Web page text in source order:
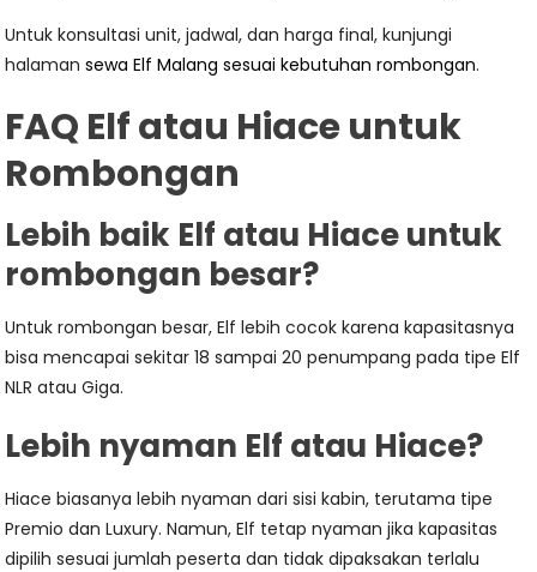
Untuk konsultasi unit, jadwal, dan harga final, kunjungi
halamansewa Elf Malang sesuai kebutuhan rombongan.
FAQ Elf atau Hiace untuk
Rombongan
Lebih baik Elf atau Hiace untuk
rombongan besar?
Untuk rombongan besar, Elf lebih cocok karena kapasitasnya
bisa mencapai sekitar 18 sampai 20 penumpang pada tipe Elf
NLR atau Giga.
Lebih nyaman Elf atau Hiace?
Hiace biasanya lebih nyaman dari sisi kabin, terutama tipe
Premio dan Luxury. Namun, Elf tetap nyaman jika kapasitas
dipilih sesuai jumlah peserta dan tidak dipaksakan terlalu